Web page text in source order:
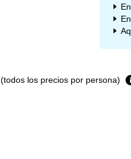
(todos los precios por persona)